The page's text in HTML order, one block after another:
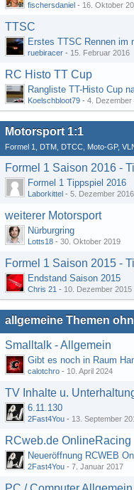
fischersdaniel - 16. Oktober
TTSC
ruebiracer - 15. Februar 2016
RC Histo TT Cup
Rangliste TT-Histo Cup
Koelschbloot79 - 4. Dezember
Motorsport 1:1
Formel 1, DTM, DTCC, Moto-GP,
Formel 1 Saison 2016 -
Formel 1 Tippspiel 2016
Laborkittel - 5. Dezember 2016
weiterer Motorsport
Nürburgring
Lotts18 - 30. Oktober 2019
Formel 1 Saison 2015 -
Endstand Saison 2015
Chris 21 - 10. Dezember 2015
allgemeine Themen
Smalltalk - Allgemein
calotchro - 10. April 2024
TV Inhalte u.
6.11.130
2Fast4You - 13. September
RCweb.de OnlineRacing
Neueröffnung RCWEB
2Fast4You - 7. Januar 2017